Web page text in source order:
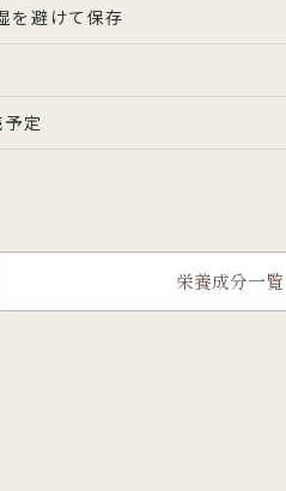
を避けて保存
定
栄養成分一覧